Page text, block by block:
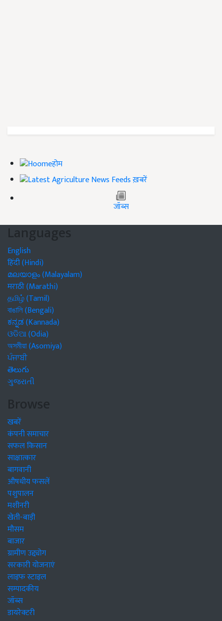
होम
ख़बरें
जॉब्स
Languages
English
हिंदी (Hindi)
മലയാളം (Malayalam)
मराठी (Marathi)
தமிழ் (Tamil)
বাঙালি (Bengali)
ಕನ್ನಡ (Kannada)
ଓଡିଆ (Odia)
অসমীয়া (Asomiya)
ਪੰਜਾਬੀ
తెలుగు
ગુજરાતી
Browse
खबरें
कंपनी समाचार
सफल किसान
साक्षात्कार
बागवानी
औषधीय फसलें
पशुपालन
मशीनरी
खेती-बाड़ी
मौसम
बाजार
ग्रामीण उद्द्योग
सरकारी योजनाएं
लाइफ स्टाइल
सम्पादकीय
जॉब्स
डायरेक्टरी